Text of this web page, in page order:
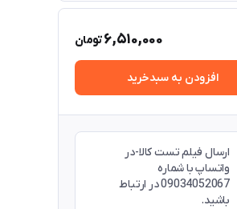
6,510,000تومان
افزودن به سبدخرید
ارسال فیلم تست کالا-در
واتساپ با شماره
09034052067 در ارتباط
باشید.